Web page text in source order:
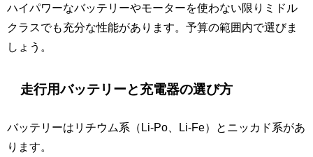
ハイパワーなバッテリーやモーターを使わない限りミドル
クラスでも充分な性能があります。予算の範囲内で選びま
しょう。
走行用バッテリーと充電器の選び方
バッテリーはリチウム系（Li-Po、Li-Fe）とニッカド系があ
ります。